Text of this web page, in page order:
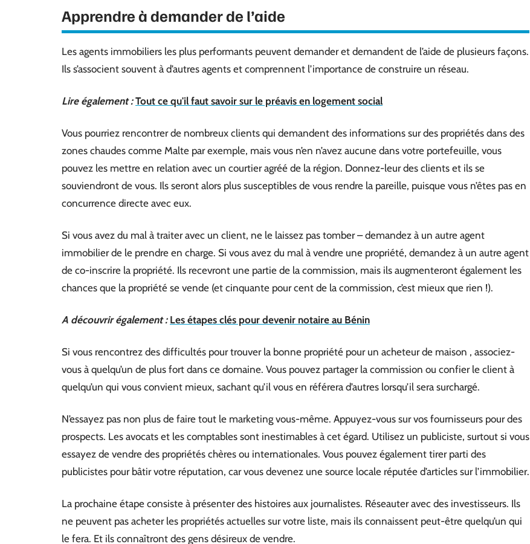
Apprendre à demander de l’aide
Les agents immobiliers les plus performants peuvent demander et demandent de l’aide de plusieurs façons.
Ils s’associent souvent à d’autres agents et comprennent l’importance de construire un réseau.
Lire également : Tout ce qu'il faut savoir sur le préavis en logement social
Vous pourriez rencontrer de nombreux clients qui demandent des informations sur des propriétés dans des
zones chaudes comme Malte par exemple, mais vous n’en n’avez aucune dans votre portefeuille, vous
pouvez les mettre en relation avec un courtier agréé de la région. Donnez-leur des clients et ils se
souviendront de vous. Ils seront alors plus susceptibles de vous rendre la pareille, puisque vous n’êtes pas en
concurrence directe avec eux.
Si vous avez du mal à traiter avec un client, ne le laissez pas tomber – demandez à un autre agent
immobilier de le prendre en charge. Si vous avez du mal à vendre une propriété, demandez à un autre agent
de co-inscrire la propriété. Ils recevront une partie de la commission, mais ils augmenteront également les
chances que la propriété se vende (et cinquante pour cent de la commission, c’est mieux que rien !).
A découvrir également : Les étapes clés pour devenir notaire au Bénin
Si vous rencontrez des difficultés pour trouver la bonne propriété pour un acheteur de maison , associez-
vous à quelqu’un de plus fort dans ce domaine. Vous pouvez partager la commission ou confier le client à
quelqu’un qui vous convient mieux, sachant qu’il vous en référera d’autres lorsqu’il sera surchargé.
N’essayez pas non plus de faire tout le marketing vous-même. Appuyez-vous sur vos fournisseurs pour des
prospects. Les avocats et les comptables sont inestimables à cet égard. Utilisez un publiciste, surtout si vous
essayez de vendre des propriétés chères ou internationales. Vous pouvez également tirer parti des
publicistes pour bâtir votre réputation, car vous devenez une source locale réputée d’articles sur l’immobilier.
La prochaine étape consiste à présenter des histoires aux journalistes. Réseauter avec des investisseurs. Ils
ne peuvent pas acheter les propriétés actuelles sur votre liste, mais ils connaissent peut-être quelqu’un qui
le fera. Et ils connaîtront des gens désireux de vendre.